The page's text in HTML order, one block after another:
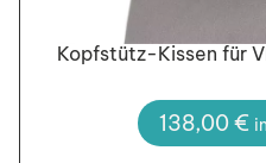
Kopfstütz-Kissen für
138,00€